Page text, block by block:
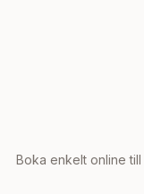
Boka enkelt online